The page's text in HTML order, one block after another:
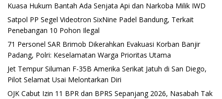
Kuasa Hukum Bantah Ada Senjata Api dan Narkoba Milik IWD
Satpol PP Segel Videotron SixNine Padel Bandung, Terkait
Penebangan 10 Pohon Ilegal
71 Personel SAR Brimob Dikerahkan Evakuasi Korban Banjir
Padang, Polri: Keselamatan Warga Prioritas Utama
Jet Tempur Siluman F-35B Amerika Serikat Jatuh di San Diego,
Pilot Selamat Usai Melontarkan Diri
OJK Cabut Izin 11 BPR dan BPRS Sepanjang 2026, Nasabah Tak